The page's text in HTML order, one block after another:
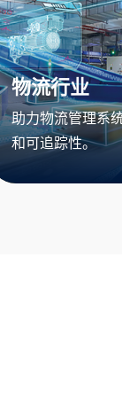
物流行业
助力物流管理系
和可追踪性。